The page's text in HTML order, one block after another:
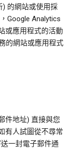
) 的網站或使用採
Google Analytics
或應用程式的活動
的網站或應用程式
件地址) 直接與您
有人試圖從不尋常
一封電子郵件通